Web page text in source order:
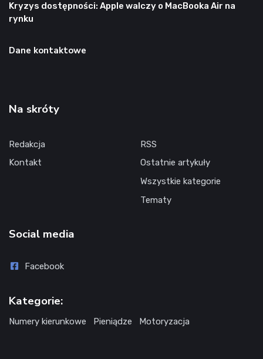
Kryzys dostępności: Apple walczy o MacBooka Air na
rynku
Dane kontaktowe
Na skróty
Redakcja
Kontakt
RSS
Ostatnie artykuły
Wszystkie kategorie
Tematy
Social media
Facebook
Kategorie:
Numery kierunkowe Pieniądze Motoryzacja